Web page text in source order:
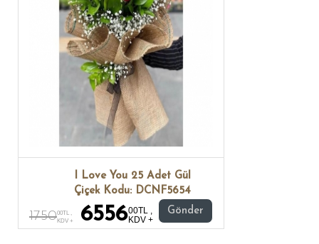
I Love You 25 Adet Gül
Çiçek Kodu: DCNF5654
175000TL ,
KDV +
655600TL ,
KDV +
Gönder